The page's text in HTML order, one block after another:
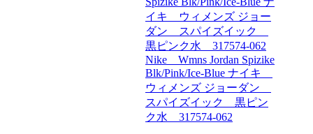
Nike Wmns Jordan Spizike
Blk/Pink/Ice-Blue ナイキ
ウィメンズ ジョーダン
スパイズイック 黒ピン
ク水 317574-062